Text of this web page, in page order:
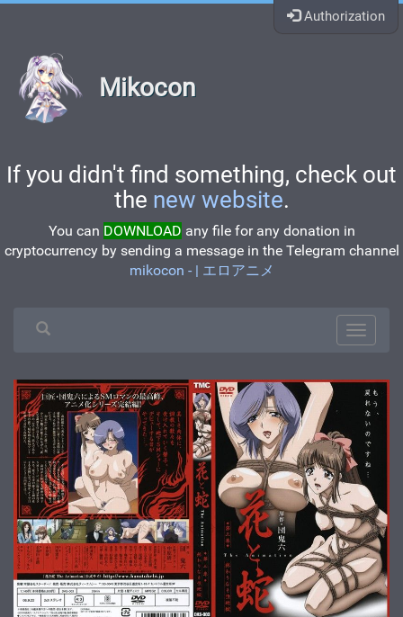
Authorization
Mikocon
If you didn't find something, check out
the new website.
You can DOWNLOAD any file for any donation in
cryptocurrency by sending a message in the Telegram channel
mikocon - | エロアニメ